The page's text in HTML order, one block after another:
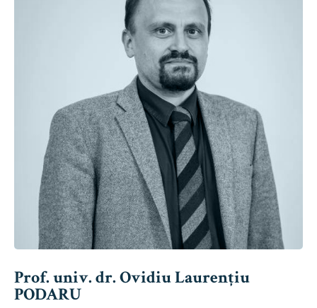
Prof. univ. dr. Ovidiu Laurențiu
PODARU